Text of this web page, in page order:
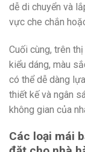
dễ di chuyển và
vực che chắn
Cuối cùng, trên
kiểu dáng, màu
có thể dễ dàng
thiết kế và ngân
không gian của
Các loại mái